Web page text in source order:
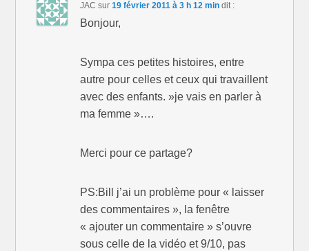
JAC sur19 février 2011 à 3 h 12 min dit :
Bonjour,
Sympa ces petites histoires, entre
autre pour celles et ceux qui travaillent
avec des enfants. »je vais en parler à
ma femme »….
Merci pour ce partage?
PS:Bill j’ai un problème pour « laisser
des commentaires », la fenêtre
« ajouter un commentaire » s’ouvre
sous celle de la vidéo et 9/10, pas